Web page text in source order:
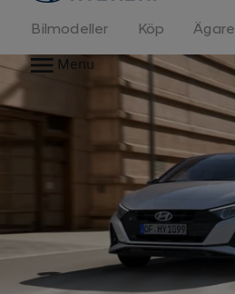
Bilmodeller Köp Ägare
Menu